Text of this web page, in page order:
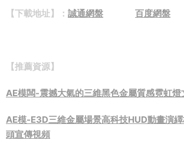
【下載地址】： 誠通網盤 百度網盤
【推薦資源】
AE模闆-震撼大氣的三維黑色金屬質感霓虹
AE模-E3D三維金屬場景高科技HUD動畫演
頭宣傳視頻